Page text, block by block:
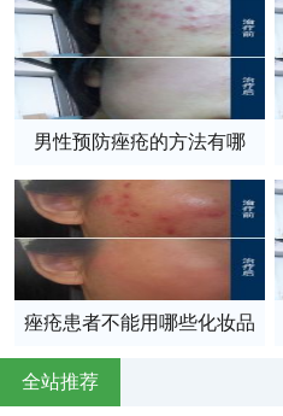
男性预防痤疮的方法有哪
些？
痤疮患者不能用哪些化妆品
全站推荐